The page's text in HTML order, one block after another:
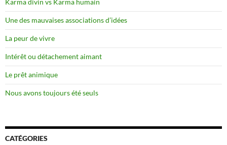
Une des mauvaises associations d’idées
La peur de vivre
Intérêt ou détachement aimant
Le prêt animique
Nous avons toujours été seuls
CATÉGORIES